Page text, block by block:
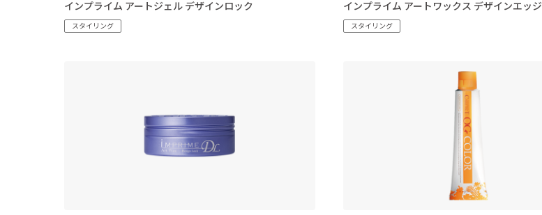
インプライム アートジェル デザインロック
スタイリング
インプライム アートワックス デザインエッジ
スタイリング